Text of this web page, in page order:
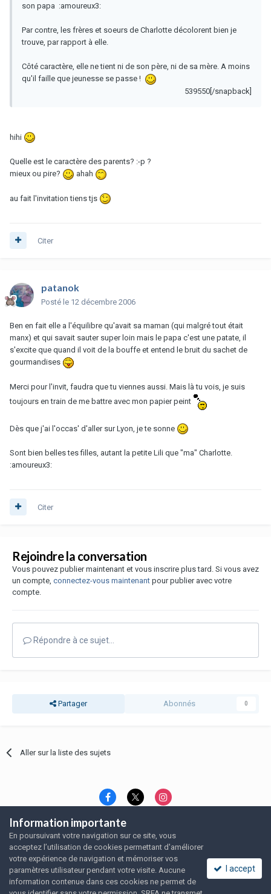
son papa :amoureux3:
Par contre, les frères et soeurs de Charlotte décolorent bien je
trouve, par rapport à elle.
Côté caractère, elle ne tient ni de son père, ni de sa mère. A moins
qu'il faille que jeunesse se passe !
539550[/snapback]
hihi
Quelle est le caractère des parents? :-p ?
mieux ou pire?
ahah
au fait l'invitation tiens tjs
Citer
patanok
Posté le 12 décembre 2006
Ben en fait elle a l'équilibre qu'avait sa maman (qui malgré tout était
manx) et qui savait sauter super loin mais le papa c'est une patate, il
s'excite que quand il voit de la bouffe et entend le bruit du sachet de
gourmandises
Merci pour l'invit, faudra que tu viennes aussi. Mais là tu vois, je suis
toujours en train de me battre avec mon papier peint
Dès que j'ai l'occas' d'aller sur Lyon, je te sonne
Sont bien belles tes filles, autant la petite Lili que "ma" Charlotte.
:amoureux3:
Citer
Rejoindre la conversation
Vous pouvez publier maintenant et vous inscrire plus tard. Si vous avez
un compte, connectez-vous maintenant pour publier avec votre
compte.
Répondre à ce sujet…
Partager Abonnés 0
Aller sur la liste des sujets
Langue Thème
Politique de confidentialité
Nous contacter
Nous contacter
SRFA, l'association des amoureux du rat domestique
Powered by Invision Community
Information importante
En poursuivant votre navigation sur ce site, vous
acceptez l’utilisation de cookies permettant d'améliorer
votre expérience de navigation et mémoriser vos
paramètres utilisateur pendant votre visite. Aucune
information contenue dans ces cookies ne permet de
I accept